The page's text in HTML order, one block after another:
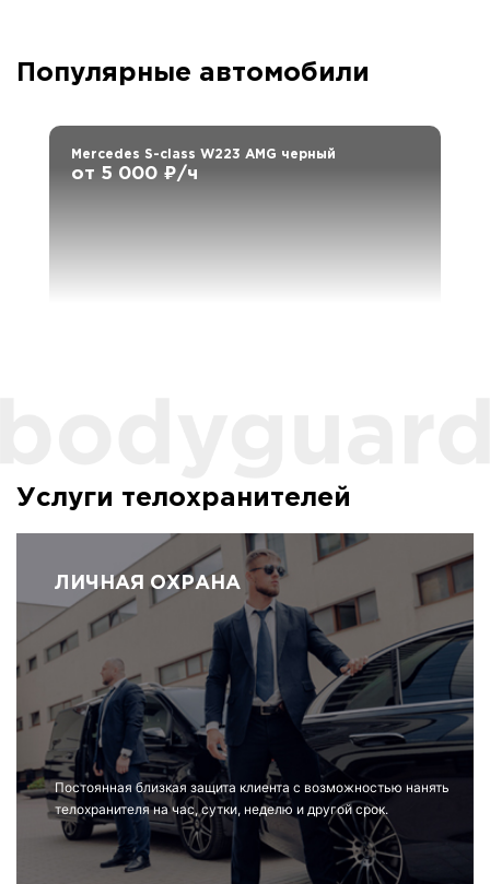
Популярные автомобили
Mercedes S-class W223 AMG черный
от 5 000 ₽/ч
Услуги телохранителей
ЛИЧНАЯ ОХРАНА
Постоянная близкая защита клиента с возможностью нанять
телохранителя на час, сутки, неделю и другой срок.